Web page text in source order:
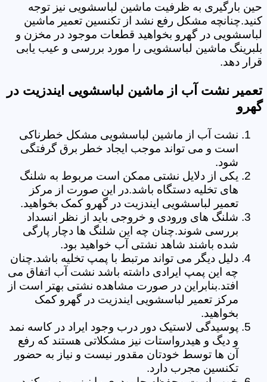
حین بارگیری به ظرفیت ماشین لباسشویی نیز توجه
کنید.چنانچه مشکل رفع نشد از تکنسین تعمیر ماشین
لباسشویی در گهرو بخواهید قطعات موجود در مخزن و
بلبرینگ ماشین لباسشویی را مورد بررسی و عیب یابی
قرار دهد.
تعمیر نشت آب از ماشین لباسشویی ایندزیت در
گهرو
نشت آب از ماشین لباسشویی مشکل خطرناکی
است و می تواند موجب ایجاد خطر برق گرفتگی
شود.
یکی از دلایل نشتی ممکن است مربوط به شلنگ
های تخلیه دستگاه باشد.در این صورت از مرکز
تعمیر لباسشویی ایندزیت در گهرو کمک بخواهید.
شلنگ های ورودی و خروجی باید از نظر انسداد
بررسی شوند.چنان چه این شلنگ ها دچار پارگی
شده باشند شاهد نشتی آب خواهید بود.
دلیل دیگر می تواند مرتبط با پمپ تخلیه باشد.چنان
چه این پمپ ایرادی داشته باشد نشت آب اتفاق می
افتد.بنابراین در صورت مشاهده نشتی بهتر است از
مرکز تعمیر لباسشویی ایندزیت در گهرو کمک
بخواهید.
پوسیدگی لاستیک دور درب وجود ایراد در کاسه نمد
و دیگ و هیدرواستات نیز مشکلاتی هستند که رفع
آن ها توسط خودتان مقدور نیست و نیاز به حضور
تکنسین مجرب دارد.